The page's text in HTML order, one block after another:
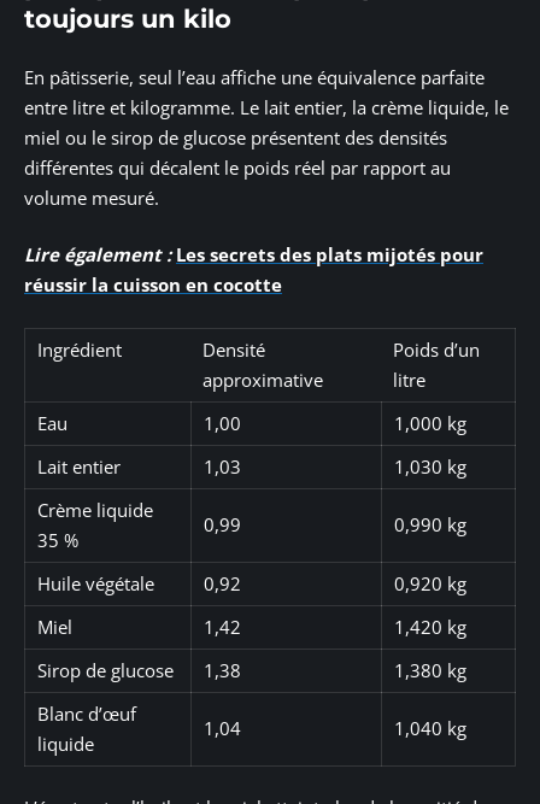
toujours un kilo
En pâtisserie, seul l’eau affiche une équivalence parfaite
entre litre et kilogramme. Le lait entier, la crème liquide, le
miel ou le sirop de glucose présentent des densités
différentes qui décalent le poids réel par rapport au
volume mesuré.
Lire également : Les secrets des plats mijotés pour
réussir la cuisson en cocotte
Ingrédient
Densité
approximative
Poids d’un
litre
Eau
1,00
1,000 kg
Lait entier
1,03
1,030 kg
Crème liquide
35 %
0,99 0,990 kg
Huile végétale 0,92
0,920 kg
Miel
1,42
1,420 kg
Sirop de glucose
1,38
1,380 kg
Blanc d’œuf
liquide
1,04 1,040 kg